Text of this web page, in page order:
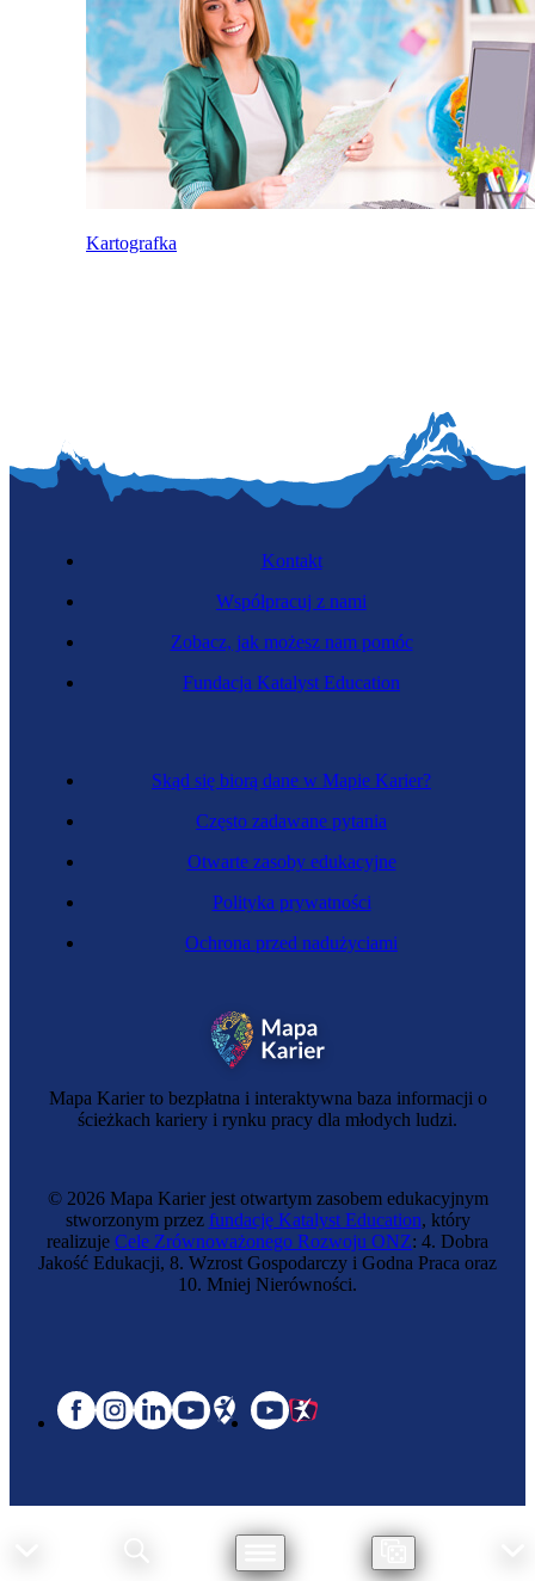
Kartografka
Mapa Karier to bezpłatna i interaktywna baza informacji o
ścieżkach kariery i rynku pracy dla młodych ludzi.
Skąd się biorą dane w Mapie Karier?
Często zadawane pytania
Otwarte zasoby edukacyjne
Polityka prywatności
Ochrona przed nadużyciami
Kontakt
Współpracuj z nami
Zobacz, jak możesz nam pomóc
Fundacja Katalyst Education
© 2026 Mapa Karier jest otwartym zasobem edukacyjnym
stworzonym przez fundację Katalyst Education, który
realizuje Cele Zrównoważonego Rozwoju ONZ: 4. Dobra
Jakość Edukacji, 8. Wzrost Gospodarczy i Godna Praca oraz
10. Mniej Nierówności.